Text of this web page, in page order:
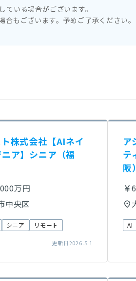
ている場合がございます。
もございます。予めご了承ください。
株式会社【AIネイ
ア】シニア（福
万円
中央区
シニア リモート
更新日2026.5.1
ア
テ
阪）
AI